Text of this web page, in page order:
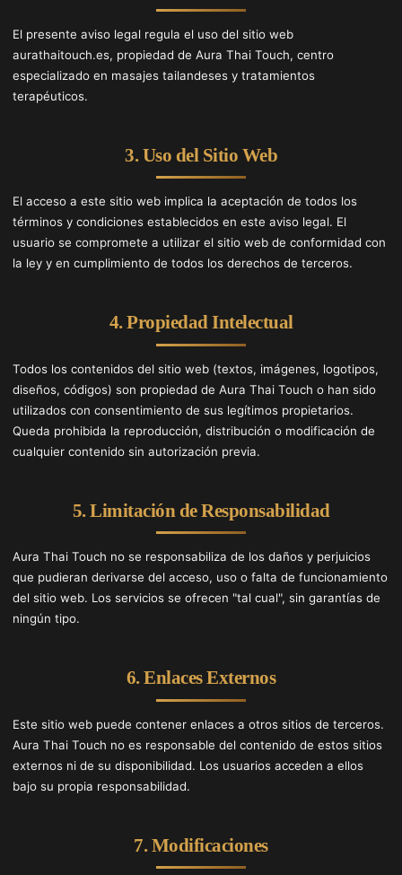
El presente aviso legal regula el uso del sitio web
aurathaitouch.es, propiedad de Aura Thai Touch, centro
especializado en masajes tailandeses y tratamientos
terapéuticos.
3. Uso del Sitio Web
El acceso a este sitio web implica la aceptación de todos los
términos y condiciones establecidos en este aviso legal. El
usuario se compromete a utilizar el sitio web de conformidad con
la ley y en cumplimiento de todos los derechos de terceros.
4. Propiedad Intelectual
Todos los contenidos del sitio web (textos, imágenes, logotipos,
diseños, códigos) son propiedad de Aura Thai Touch o han sido
utilizados con consentimiento de sus legítimos propietarios.
Queda prohibida la reproducción, distribución o modificación de
cualquier contenido sin autorización previa.
5. Limitación de Responsabilidad
Aura Thai Touch no se responsabiliza de los daños y perjuicios
que pudieran derivarse del acceso, uso o falta de funcionamiento
del sitio web. Los servicios se ofrecen "tal cual", sin garantías de
ningún tipo.
6. Enlaces Externos
Este sitio web puede contener enlaces a otros sitios de terceros.
Aura Thai Touch no es responsable del contenido de estos sitios
externos ni de su disponibilidad. Los usuarios acceden a ellos
bajo su propia responsabilidad.
7. Modificaciones